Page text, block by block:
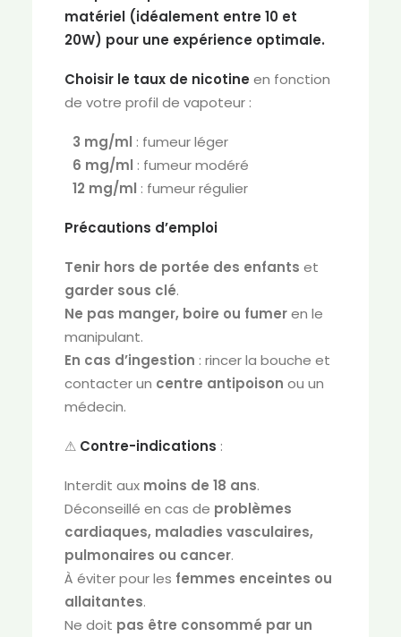
matériel (idéalement entre 10 et
20W) pour une expérience optimale.
Choisir le taux de nicotine en fonction
de votre profil de vapoteur :
3 mg/ml : fumeur léger
6 mg/ml : fumeur modéré
12 mg/ml : fumeur régulier
Précautions d’emploi
Tenir hors de portée des enfants et
garder sous clé.
Ne pas manger, boire ou fumeren le
manipulant.
En cas d’ingestion : rincer la bouche et
contacter un centre antipoison ou un
médecin.
⚠ Contre-indications :
Interdit aux moins de 18 ans.
Déconseillé en cas de problèmes
cardiaques, maladies vasculaires,
pulmonaires ou cancer.
À éviter pour les femmes enceintes ou
allaitantes.
Ne doit pas être consommé par un